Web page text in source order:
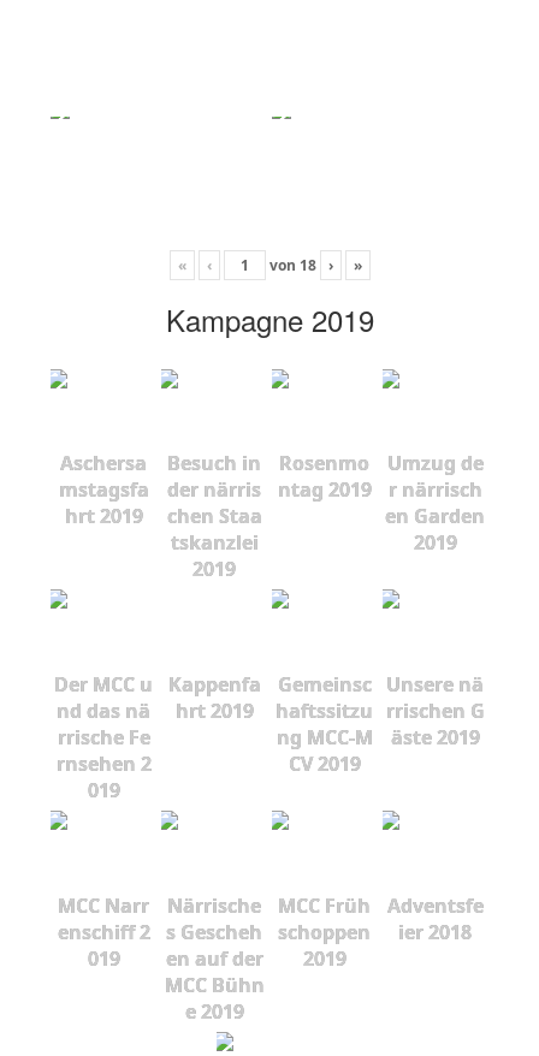
« ‹ von 18 › »
Kampagne 2019
Aschersa
mstagsfa
hrt 2019
Besuch in
der närris
chen Staa
tskanzlei
2019
Rosenmo
ntag 2019
Umzug de
r närrisch
en Garden
2019
Der MCC u
nd das nä
rrische Fe
rnsehen 2
019
Kappenfa
hrt 2019
Gemeinsc
haftssitzu
ng MCC-M
CV 2019
Unsere nä
rrischen G
äste 2019
MCC Narr
enschiff 2
019
Närrische
s Gescheh
en auf der
MCC Bühn
e 2019
MCC Früh
schoppen
2019
Adventsfe
ier 2018